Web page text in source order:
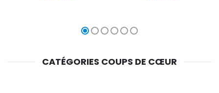
CATÉGORIES COUPS DE CŒUR